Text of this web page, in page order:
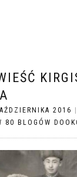
2016
80 BLOGÓW